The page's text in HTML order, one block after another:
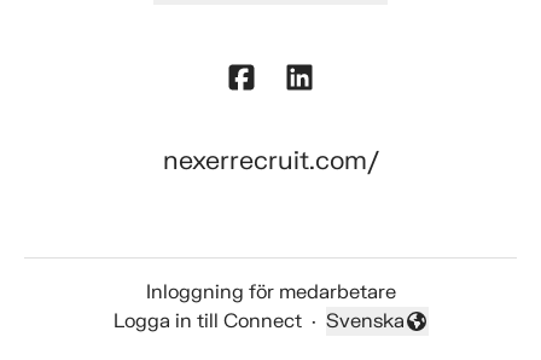
nexerrecruit.com/
Inloggning för medarbetare
Logga in till Connect ·
Byt språk
Svenska